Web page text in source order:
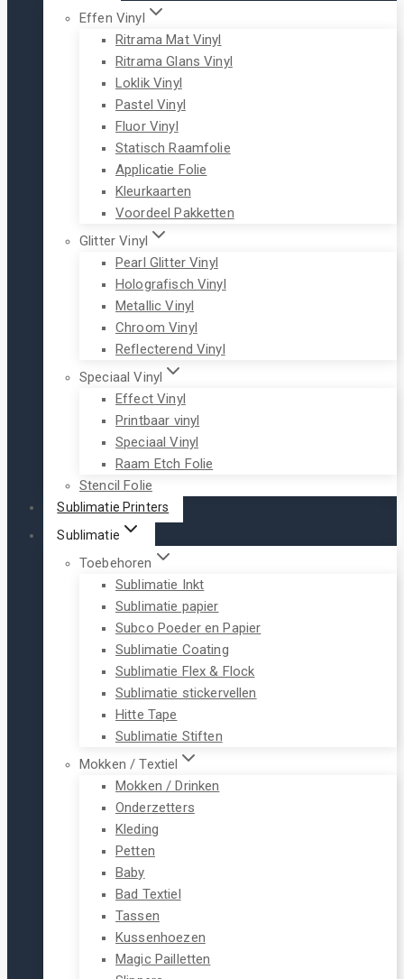
Effen Vinyl
Ritrama Mat Vinyl
Ritrama Glans Vinyl
Loklik Vinyl
Pastel Vinyl
Fluor Vinyl
Statisch Raamfolie
Applicatie Folie
Kleurkaarten
Voordeel Pakketten
Glitter Vinyl
Pearl Glitter Vinyl
Holografisch Vinyl
Metallic Vinyl
Chroom Vinyl
Reflecterend Vinyl
Speciaal Vinyl
Effect Vinyl
Printbaar vinyl
Speciaal Vinyl
Raam Etch Folie
Stencil Folie
Sublimatie Printers
Sublimatie
Toebehoren
Sublimatie Inkt
Sublimatie papier
Subco Poeder en Papier
Sublimatie Coating
Sublimatie Flex & Flock
Sublimatie stickervellen
Hitte Tape
Sublimatie Stiften
Mokken / Textiel
Mokken / Drinken
Onderzetters
Kleding
Petten
Baby
Bad Textiel
Tassen
Kussenhoezen
Magic Pailletten